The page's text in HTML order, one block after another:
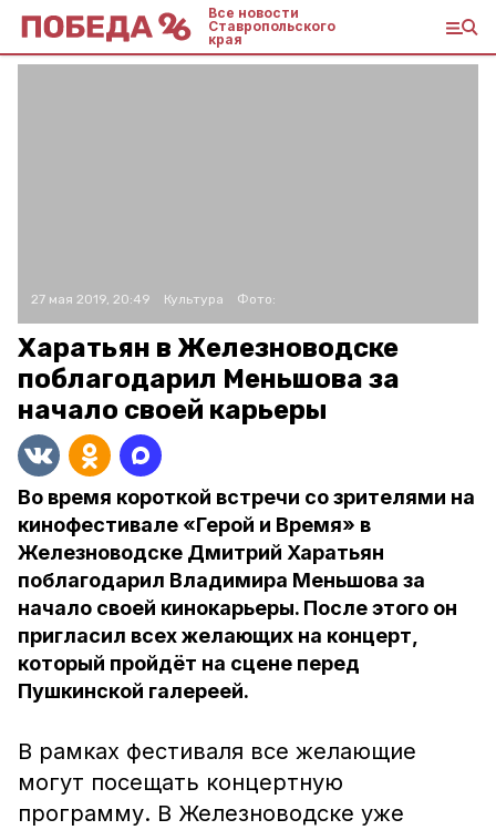
Все новости
Ставропольского
края
27 мая 2019, 20:49 Культура Фото:
Харатьян в Железноводске
поблагодарил Меньшова за
начало своей карьеры
Во время короткой встречи со зрителями на
кинофестивале «Герой и Время» в
Железноводске Дмитрий Харатьян
поблагодарил Владимира Меньшова за
начало своей кинокарьеры. После этого он
пригласил всех желающих на концерт,
который пройдёт на сцене перед
Пушкинской галереей.
В рамках фестиваля все желающие
могут посещать концертную
программу. В Железноводске уже